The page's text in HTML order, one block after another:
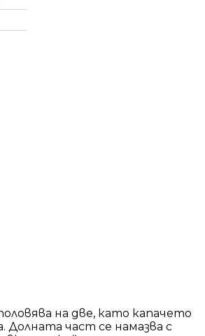
на две, като капачето
Долната част се намазва с